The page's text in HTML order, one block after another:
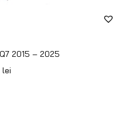
2015 – 2025
lei